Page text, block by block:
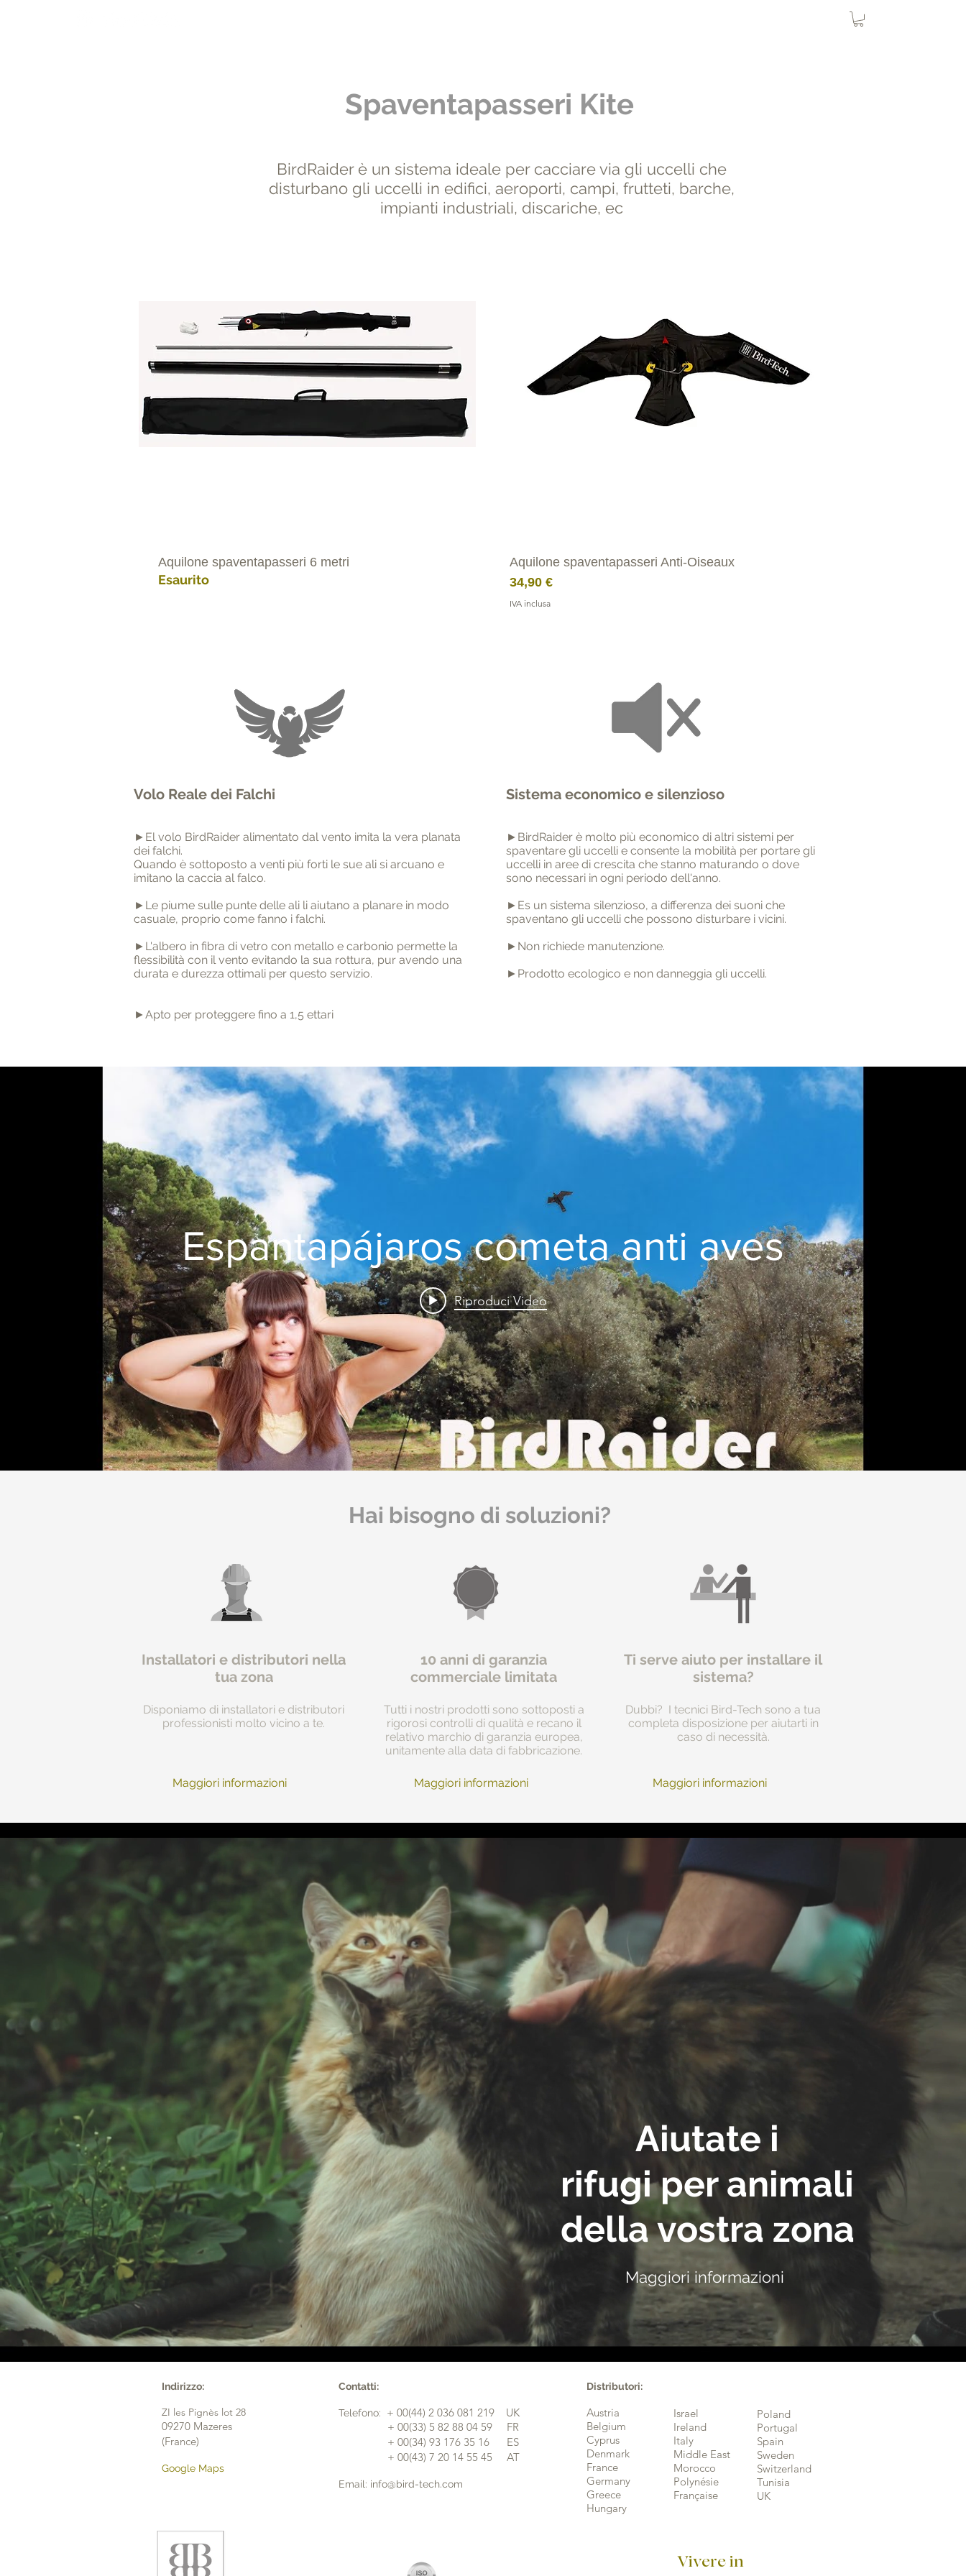
Spaventapasseri Kite
Aquilone spaventapasseri 6 metri
Esaurito
Aquilone spaventapasseri Anti-Oiseaux
Prezzo
34,90 €
IVA inclusa
BirdRaider è un sistema ideale per cacciare via gli uccelli che
disturbano gli uccelli in edifici, aeroporti, campi, frutteti, barche,
impianti industriali, discariche, ec
Volo Reale dei Falchi
►El volo BirdRaider alimentato dal vento imita la vera planata
dei falchi.
Quando è sottoposto a venti più forti le sue ali si arcuano e
imitano la caccia al falco.
►Le piume sulle punte delle ali li aiutano a planare in modo
casuale, proprio come fanno i falchi.
►L'albero in fibra di vetro con metallo e carbonio permette la
flessibilità con il vento evitando la sua rottura, pur avendo una
durata e durezza ottimali per questo servizio.
►Apto per proteggere fino a 1,5 ettari
Sistema economico e silenzioso
►BirdRaider è molto più economico di altri sistemi per
spaventare gli uccelli e consente la mobilità per portare gli
uccelli in aree di crescita che stanno maturando o dove
sono necessari in ogni periodo dell'anno.
►Es un sistema silenzioso, a differenza dei suoni che
spaventano gli uccelli che possono disturbare i vicini.
►Non richiede manutenzione.
►Prodotto ecologico e non danneggia gli uccelli.
Espantapájaros cometa anti aves
Riproduci Video
Hai bisogno di soluzioni?
Installatori e distributori nella
tua zona
Disponiamo di installatori e distributori
professionisti molto vicino a te.
10 anni di garanzia
commerciale limitata
Tutti i nostri prodotti sono sottoposti a
rigorosi controlli di qualità e recano il
relativo marchio di garanzia europea,
unitamente alla data di fabbricazione.
Ti serve aiuto per installare il
sistema?
Dubbi? I tecnici Bird-Tech sono a tua
completa disposizione per aiutarti in
caso di necessità.
Maggiori informazioni Maggiori informazioni
Maggiori informazioni
Aiutate i
rifugiper animali
della vostra zona
Maggiori informazioni
Indirizzo:
ZI les Pignès lot 28
09270 Mazeres
(France)
Google Maps
Contatti:
​Telefono: + 00(44) 2 036 081 219 UK
​ + 00(33) 5 82 88 04 59 FR
​ + 00(34) 93 176 35 16 ES
+ 00(43) 7 20 14 55 45 AT
Email: info@bird-tech.com
Distributori:
Austria
Belgium
Cyprus
Denmark
France
Germany
Greece
Hungary
Israel
Ireland
Italy
Middle East
Morocco
Polynésie
Française
Poland
Portugal
Spain
Sweden
Switzerland
Tunisia
UK
Vivere in